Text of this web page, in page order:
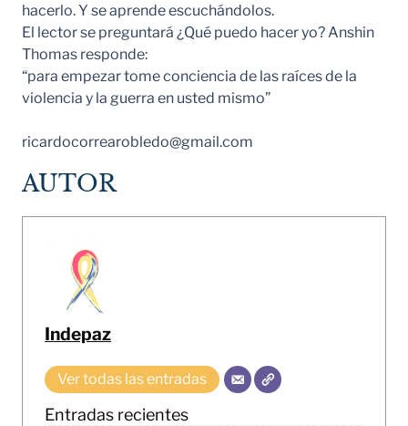
hacerlo. Y se aprende escuchándolos.
El lector se preguntará ¿Qué puedo hacer yo? Anshin
Thomas responde:
“para empezar tome conciencia de las raíces de la
violencia y la guerra en usted mismo”
ricardocorrearobledo@gmail.com
AUTOR
Indepaz
Ver todas las entradas
Entradas recientes